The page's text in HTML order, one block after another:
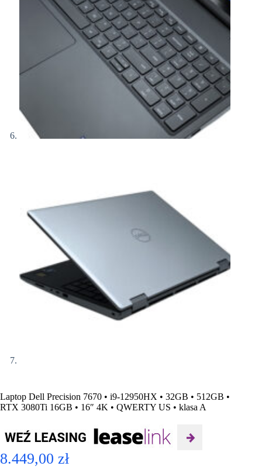
Laptop Dell Precision 7670 • i9-12950HX • 32GB • 512GB •
RTX 3080Ti 16GB • 16″ 4K • QWERTY US • klasa A
8.449,00 zł